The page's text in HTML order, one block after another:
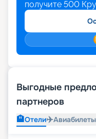
получите 500
Выгодные
партнеров
🏨Отели✈️Авиабилеты